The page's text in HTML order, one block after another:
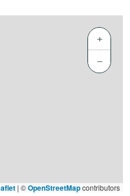
+
−
| ©OpenStreetMapcontributors